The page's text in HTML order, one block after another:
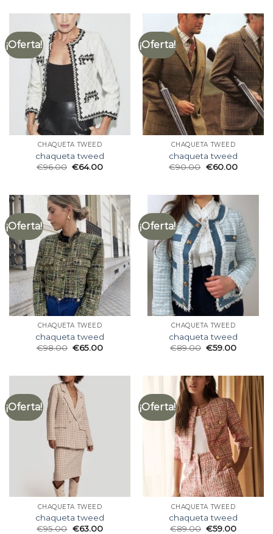
¡Oferta!
CHAQUETA TWEED
chaqueta tweed
€96.00 €64.00
¡Oferta!
CHAQUETA TWEED
chaqueta tweed
€90.00 €60.00
¡Oferta!
CHAQUETA TWEED
chaqueta tweed
€98.00 €65.00
¡Oferta!
CHAQUETA TWEED
chaqueta tweed
€89.00 €59.00
¡Oferta!
CHAQUETA TWEED
chaqueta tweed
€95.00 €63.00
¡Oferta!
CHAQUETA TWEED
chaqueta tweed
€89.00 €59.00